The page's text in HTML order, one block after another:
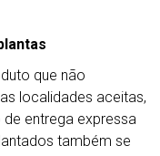
que não
localidades aceitas,
entrega expressa
também se